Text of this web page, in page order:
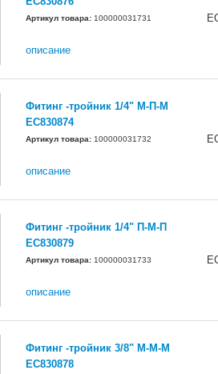
Артикул товара: 100000031731
описание
Фитинг -тройник 1/4" М-П-М
EC830874
Артикул товара: 100000031732
описание
Фитинг -тройник 1/4" П-М-П
EC830879
Артикул товара: 100000031733
описание
Фитинг -тройник 3/8" М-М-М
EC830878